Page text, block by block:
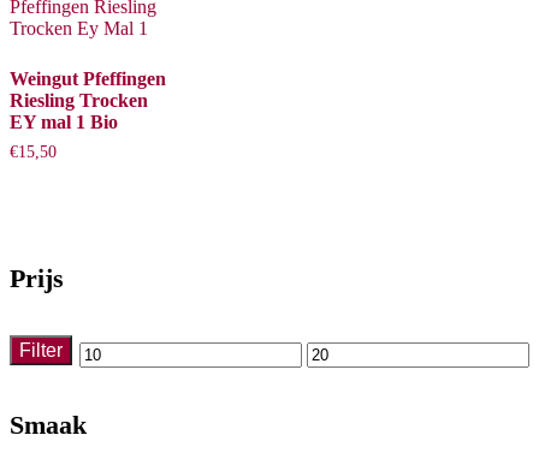
Weingut Pfeffingen
Riesling Trocken
EY mal 1 Bio
€15,50
Prijs
Min. Max.
Filter
Smaak